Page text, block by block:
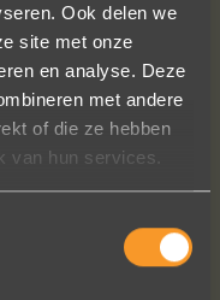
Ook delen we
site met onze
en analyse. Deze
met andere
of die ze hebben
van hun services.
ringen zijn
kwaliteit.
en ze
anders